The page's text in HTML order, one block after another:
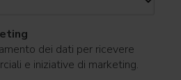
dei dati per ricevere
e iniziative di marketing.